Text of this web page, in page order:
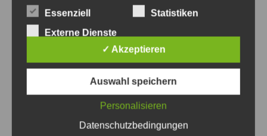
Das bedeutet nicht, dass „alles nur psychisch ist“.
Es bedeutet, dass Körper und inneres
Erleben zusammenarbeiten.
Und genau das wird in vielen Ansätzen nicht
Essenziell
Statistiken
Externe Dienste
✓ Akzeptieren
Auswahl speichern
Personalisieren
Datenschutzbedingungen